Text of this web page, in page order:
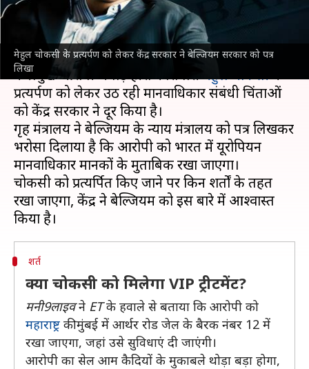
मेहुल चोकसी के प्रत्यर्पण को लेकर केंद्र सरकार ने बेल्जियम सरकार को पत्र
लिखा
क्या है खबर?
पंजाब नेशनल बैंक (PNB)से कर्ज लेकर धोखाधड़ी करने
के प्रमुख आरोपी भगोड़े हीरा कारोबारीमेहुल चोकसीके
प्रत्यर्पण को लेकर उठ रही मानवाधिकार संबंधी चिंताओं
को केंद्र सरकार ने दूर किया है।
गृह मंत्रालय ने बेल्जियम के न्याय मंत्रालय को पत्र लिखकर
भरोसा दिलाया है कि आरोपी को भारत में यूरोपियन
मानवाधिकार मानकों के मुताबिक रखा जाएगा।
चोकसी को प्रत्यर्पित किए जाने पर किन शर्तों के तहत
रखा जाएगा, केंद्र ने बेल्जियम को इस बारे में आश्वास्त
शर्त
क्या चोकसी को मिलेगा VIP ट्रीटमेंट?
मनी9लाइवने ETके हवाले से बताया कि आरोपी को
महाराष्ट्र की मुंबई में आर्थर रोड जेल के बैरक नंबर 12 में
रखा जाएगा, जहां उसे सुविधाएं दी जाएंगी।
आरोपी का सेल आम कैदियों के मुकाबले थोड़ा बड़ा होगा,